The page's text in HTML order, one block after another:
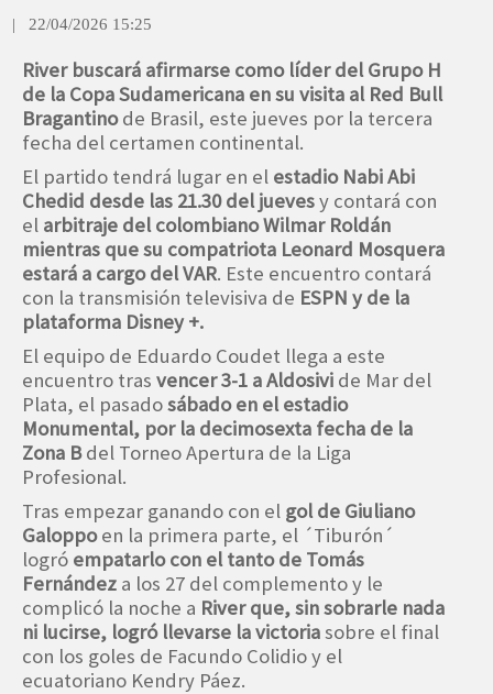
| 22/04/2026 15:25
River buscará afirmarse como líder del Grupo H
de la Copa Sudamericana en su visita al Red Bull
Bragantinode Brasil, este jueves por la tercera
fecha del certamen continental.
El partido tendrá lugar en el estadio Nabi Abi
Chedid desde las 21.30 del juevesy contará con
el arbitraje del colombiano Wilmar Roldán
mientras que su compatriota Leonard Mosquera
estará a cargo del VAR. Este encuentro contará
con la transmisión televisiva de ESPN y de la
plataforma Disney +.
El equipo de Eduardo Coudet llega a este
encuentro tras vencer 3-1 a Aldosivi de Mar del
Plata, el pasadosábado en el estadio
Monumental, por la decimosexta fecha de la
Zona Bdel Torneo Apertura de la Liga
Profesional.
Tras empezar ganando con el gol de Giuliano
Galoppoen la primera parte, el ´Tiburón´
logró empatarlo con el tanto de Tomás
Fernández a los 27 del complemento y le
complicó la noche a River que, sin sobrarle nada
ni lucirse, logró llevarse la victoriasobre el final
con los goles de Facundo Colidio y el
ecuatoriano Kendry Páez.